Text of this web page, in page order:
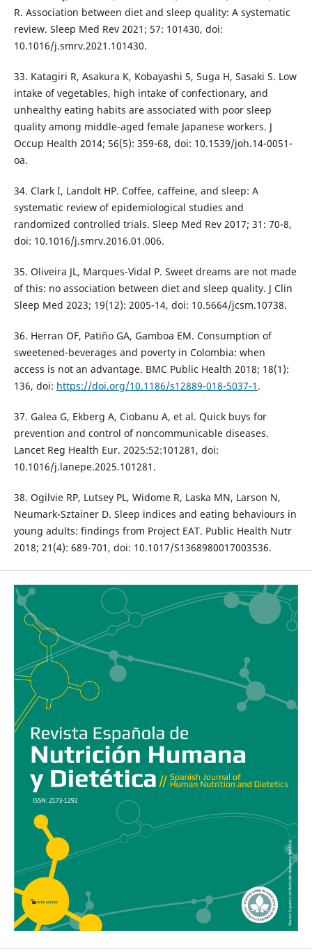
R. Association between diet and sleep quality: A systematic
review. Sleep Med Rev 2021; 57: 101430, doi:
10.1016/j.smrv.2021.101430.
33. Katagiri R, Asakura K, Kobayashi S, Suga H, Sasaki S. Low
intake of vegetables, high intake of confectionary, and
unhealthy eating habits are associated with poor sleep
quality among middle-aged female Japanese workers. J
Occup Health 2014; 56(5): 359-68, doi: 10.1539/joh.14-0051-
oa.
34. Clark I, Landolt HP. Coffee, caffeine, and sleep: A
systematic review of epidemiological studies and
randomized controlled trials. Sleep Med Rev 2017; 31: 70-8,
doi: 10.1016/j.smrv.2016.01.006.
35. Oliveira JL, Marques-Vidal P. Sweet dreams are not made
of this: no association between diet and sleep quality. J Clin
Sleep Med 2023; 19(12): 2005-14, doi: 10.5664/jcsm.10738.
36. Herran OF, Patiño GA, Gamboa EM. Consumption of
sweetened-beverages and poverty in Colombia: when
access is not an advantage. BMC Public Health 2018; 18(1):
136, doi: https://doi.org/10.1186/s12889-018-5037-1 .
37. Galea G, Ekberg A, Ciobanu A, et al. Quick buys for
prevention and control of noncommunicable diseases.
Lancet Reg Health Eur. 2025:52:101281, doi:
10.1016/j.lanepe.2025.101281.
38. Ogilvie RP, Lutsey PL, Widome R, Laska MN, Larson N,
Neumark-Sztainer D. Sleep indices and eating behaviours in
young adults: findings from Project EAT. Public Health Nutr
2018; 21(4): 689-701, doi: 10.1017/S1368980017003536.